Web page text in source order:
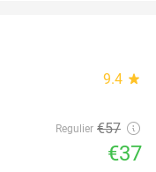
9.4 star
Regulier €57
€37